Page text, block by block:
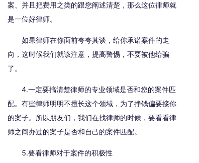
案、并且把费用之类的跟您阐述清楚，那么这位律师就
是一位好律师。
如果律师在你面前夸夸其谈，给你承诺案件的走
向，这时候我们就该注意，提高警惕，不要被他给骗
了。
4.一定要搞清楚律师的专业领域是否和您的案件匹
配。有些律师明明不擅长这个领域，为了挣钱偏要接你
的案子。所以朋友们，我们在找律师的时候，要看看律
师之间办过的案子是否和自己的案件匹配。
5.要看律师对于案件的积极性